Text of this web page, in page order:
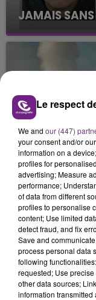
JAMAIS SANS
Julien Fourel
mois. Sa sœur
retrouver.
LA
TOUJOURS À
Cela fait déjà
nucléaire
justifiée par la
présente.
TITRES
12h39
12h39
Le respect
We and our (447)
your consent and/or
information on a
profiles for
advertising; Measure
performance;
of data from different
profiles to personalise
content; Use limited
detect fraud, and fix
Save and
process personal data
following
requested; Use
other data sources;
information transmitted